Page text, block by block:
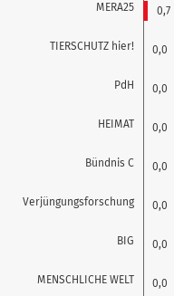
MERA25
TIERSCHUTZ hier!
PdH
HEIMAT
Bündnis C
Verjüngungsforschung
BIG
MENSCHLICHE WELT
0,7
0,0
0,0
0,0
0,0
0,0
0,0
0,0